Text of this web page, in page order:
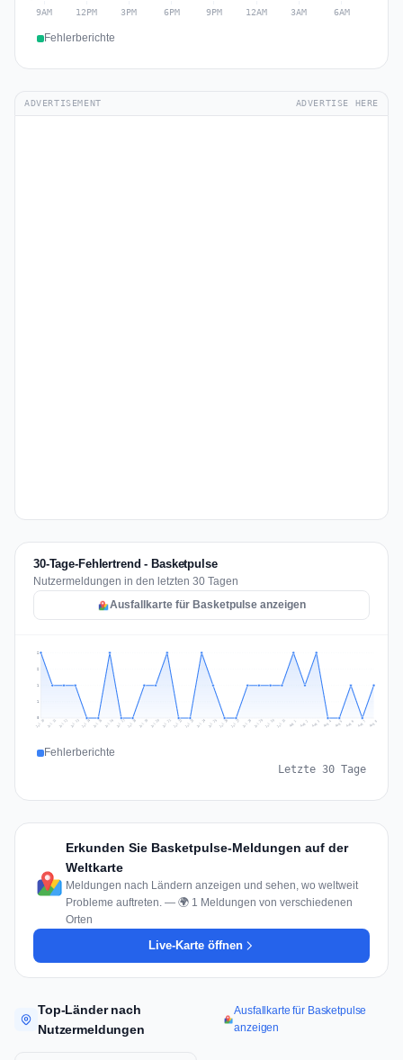
Fehlerberichte
ADVERTISEMENT ADVERTISE HERE
30-Tage-Fehlertrend - Basketpulse
Nutzermeldungen in den letzten 30 Tagen
Ausfallkarte für Basketpulse anzeigen
1
1
2
2
Jul 10 Jul 11 Jul 12 Jul 13 Jul 14 Jul 15 Jul 16 Jul 17 Jul 18 Jul 19 Jul 20 Jul 21 Jul 22 Jul 23 Jul 24 Jul 25 Jul 26 Jul 27 Jul 28 Jul 29 Jul 30 Jul 31 Aug 1 Aug 2 Aug 3 Aug 4 Aug 5 Aug 6 Aug 7 Aug 8
Fehlerberichte
Letzte 30 Tage
Erkunden Sie Basketpulse-Meldungen auf der
Weltkarte
Meldungen nach Ländern anzeigen und sehen, wo weltweit
Probleme auftreten. — 🌍 1 Meldungen von verschiedenen
Orten
Live-Karte öffnen
Top-Länder nach
Nutzermeldungen
Ausfallkarte für Basketpulse
anzeigen